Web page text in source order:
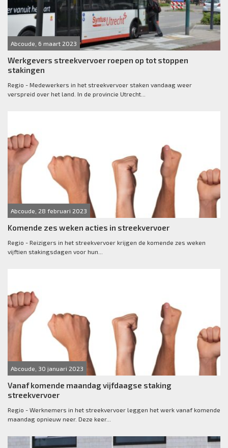
Abcoude, 6 maart 2023
Werkgevers streekvervoer roepen op tot stoppen
stakingen
Regio - Medewerkers in het streekvervoer staken vandaag weer
verspreid over het land. In de provincie Utrecht...
Abcoude, 28 februari 2023
Komende zes weken acties in streekvervoer
Regio - Reizigers in het streekvervoer krijgen de komende zes weken
vijftien stakingsdagen voor hun...
Abcoude, 30 januari 2023
Vanaf komende maandag vijfdaagse staking
streekvervoer
Regio - Werknemers in het streekvervoer leggen het werk vanaf komende
maandag opnieuw neer. Deze keer...